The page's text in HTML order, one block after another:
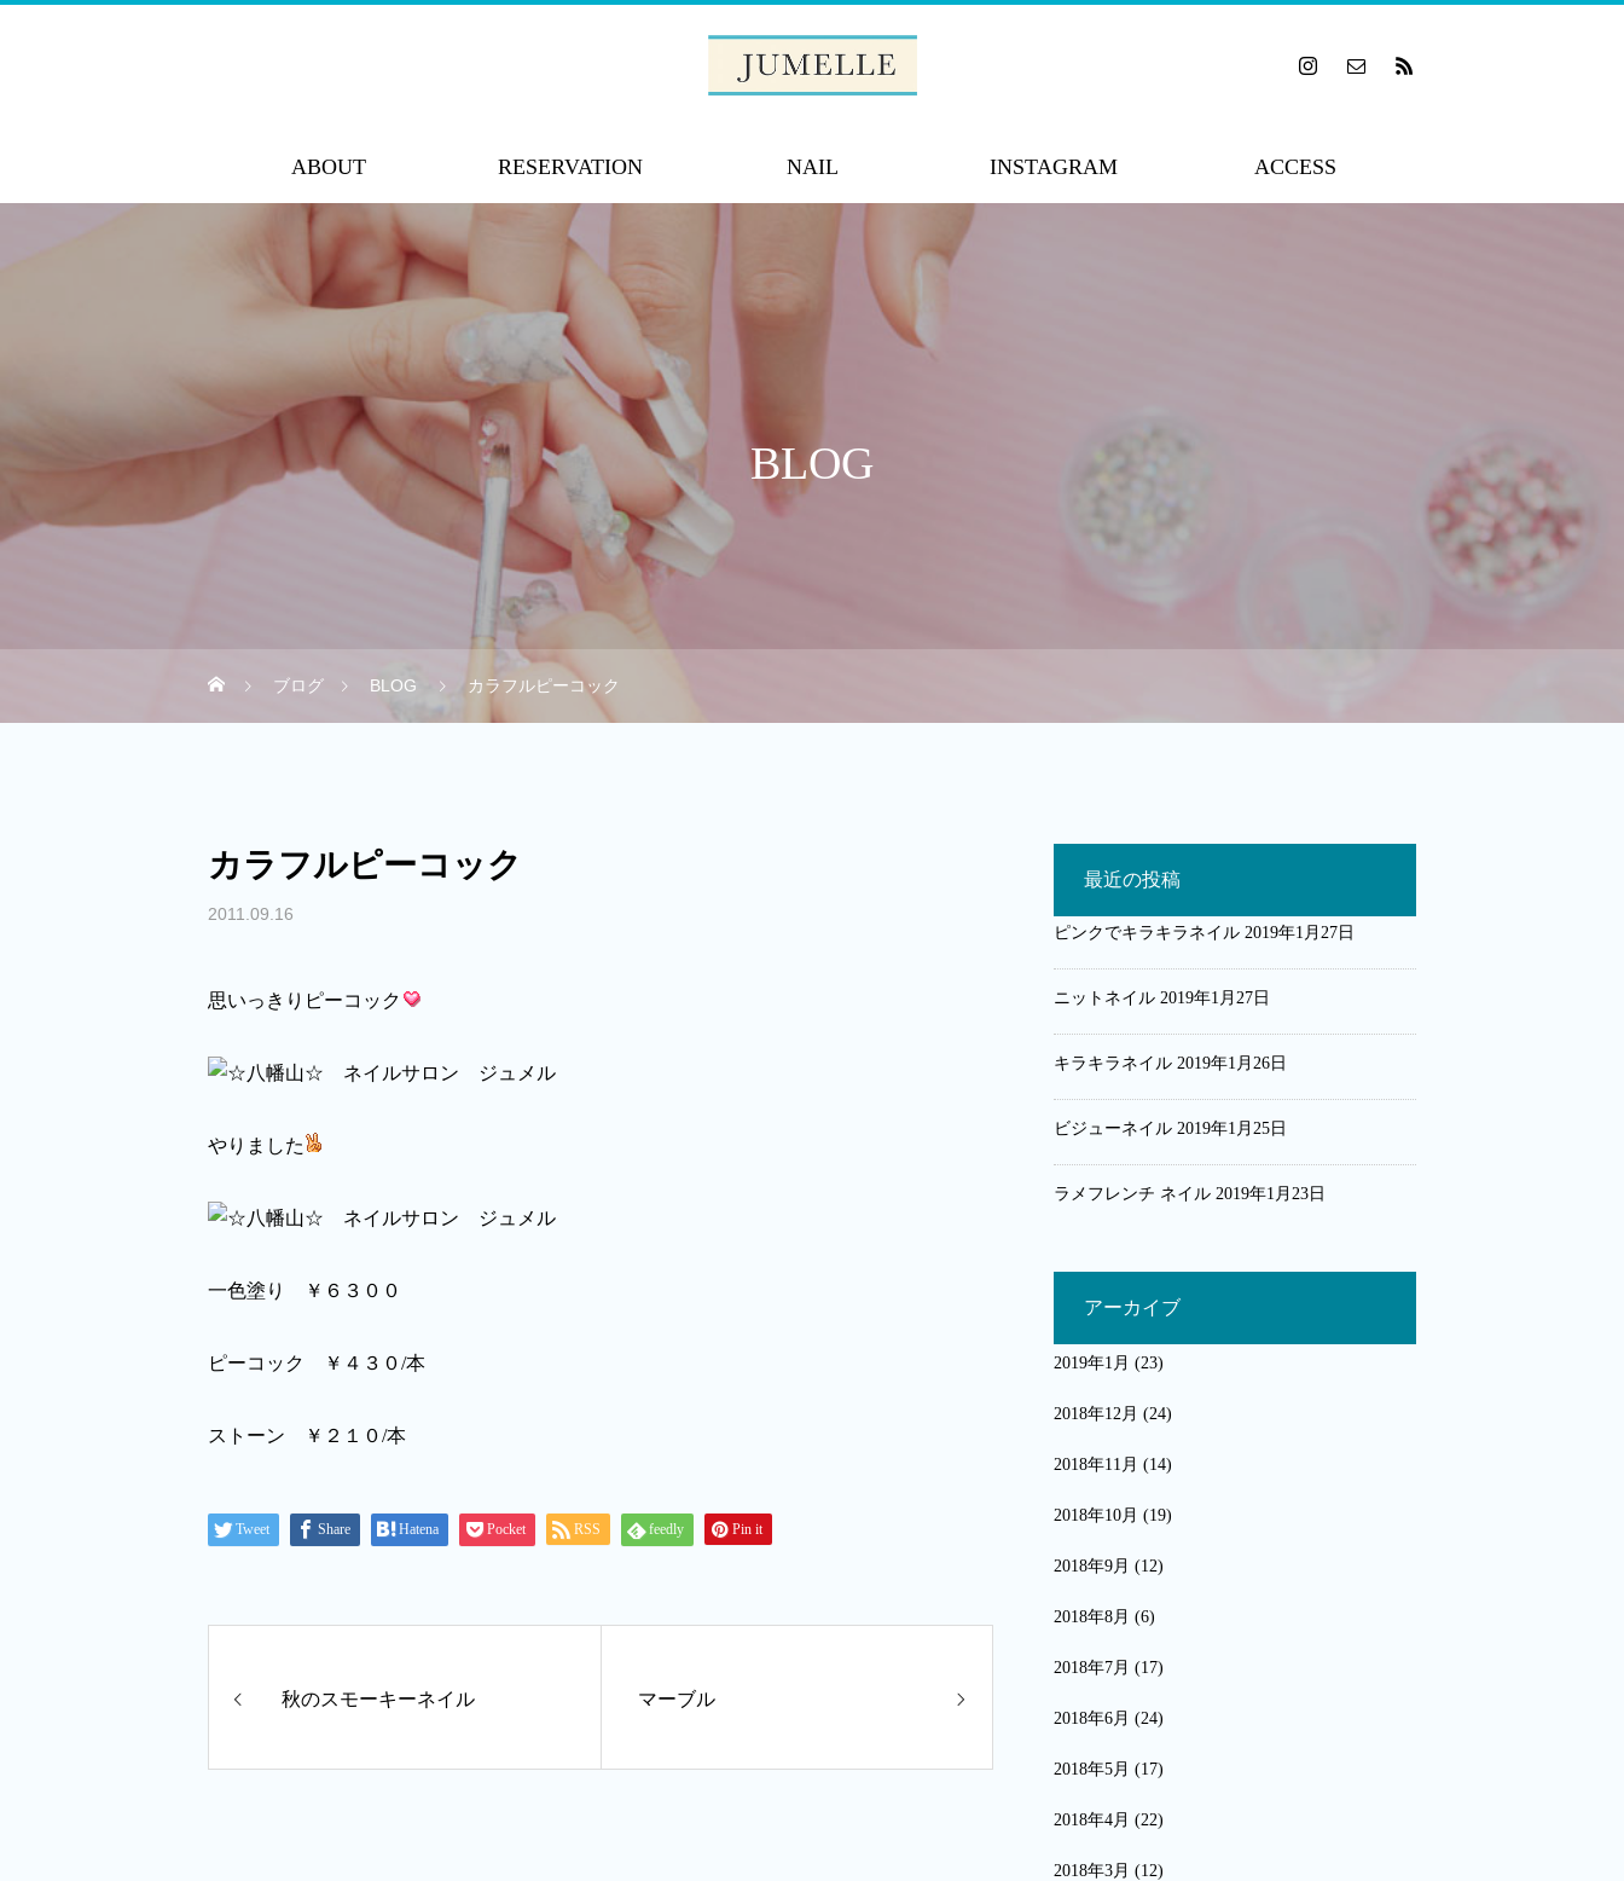
ABOUT RESERVATION NAIL INSTAGRAM ACCESS
BLOG
ブログ BLOG カラフルピーコック
カラフルピーコック
2011.09.16
思いっきりピーコック
やりました
一色塗り ￥６３００
ピーコック ￥４３０/本
ストーン ￥２１０/本
Tweet Share Hatena Pocket RSS feedly Pin it
秋のスモーキーネイル マーブル
最近の投稿
ピンクでキラキラネイル 2019年1月27日
ニットネイル 2019年1月27日
キラキラネイル 2019年1月26日
ビジューネイル 2019年1月25日
ラメフレンチ ネイル 2019年1月23日
アーカイブ
2019年1月 (23)
2018年12月 (24)
2018年11月 (14)
2018年10月 (19)
2018年9月 (12)
2018年8月 (6)
2018年7月 (17)
2018年6月 (24)
2018年5月 (17)
2018年4月 (22)
2018年3月 (12)